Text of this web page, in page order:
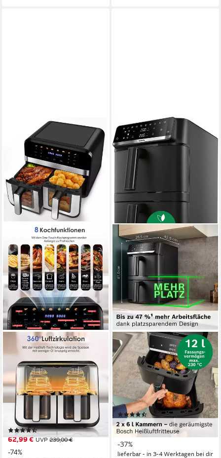
Sehr beliebt
OYAJIA
Heißluftfritteuse 9L
Heißluftfritteuse RA930DSV
XXL, 2 separat gesteuerte
Garkammern
2800,00W
Kapazität
80,00-200,00 °C
Temperatur
(158)
62,99 € UVP 239,00 €
-74%
BOSCH
Heißluftfritteuse Serie 6
MAFD661B0, XXL
Heißluftfritteuse, 12L, PFAS
frei, Doppelkammer
2800W Leistung
(19)
169,90 € UVP 269,99 €
15,52 €mtl. in 12 Raten
-37%
lieferbar - in 3-4 Werktagen bei dir